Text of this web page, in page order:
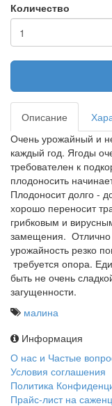
Количество
Описание
Очень урожайный и
каждый год. Ягоды
требователен к
плодоносить
Плодоносит долго -
хорошо переносит
грибковым и
замещения. Отлично
урожайность резко
требуется опора.
быть не очень
загущенности.
малина
Информация
О нас и Частые
Условия соглашения
Политика
Прайс-лист на